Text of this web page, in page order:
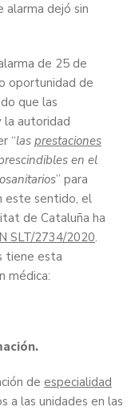
alarma dejó sin
de 25 de
oportunidad de
que las
la autoridad
“las prestaciones
en el
” para
este sentido, el
de Cataluña ha
SLT/2734/2020.
tiene esta
médica:
de especialidad
a las unidades en las